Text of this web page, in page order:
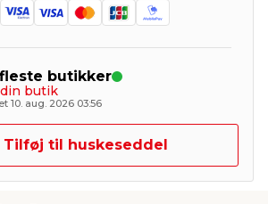
butikker
butik
10. aug. 2026 03:56
Tilføj til huskeseddel